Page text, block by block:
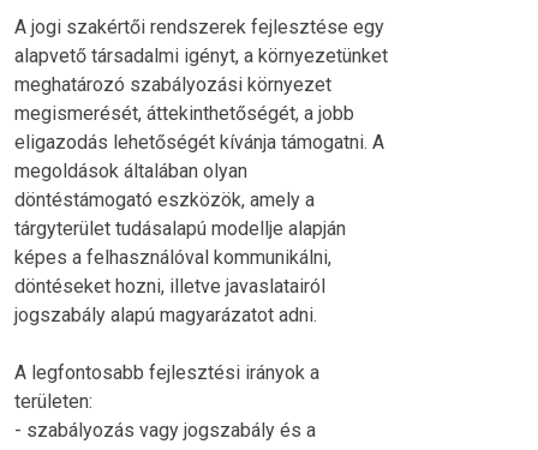
A jogi szakértői rendszerek fejlesztése egy
alapvető társadalmi igényt, a környezetünket
meghatározó szabályozási környezet
megismerését, áttekinthetőségét, a jobb
eligazodás lehetőségét kívánja támogatni. A
megoldások általában olyan
döntéstámogató eszközök, amely a
tárgyterület tudásalapú modellje alapján
képes a felhasználóval kommunikálni,
döntéseket hozni, illetve javaslatairól
jogszabály alapú magyarázatot adni.
A legfontosabb fejlesztési irányok a
területen:
- szabályozás vagy jogszabály és a